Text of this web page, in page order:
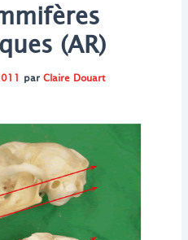
(AR)
parClaire Douart